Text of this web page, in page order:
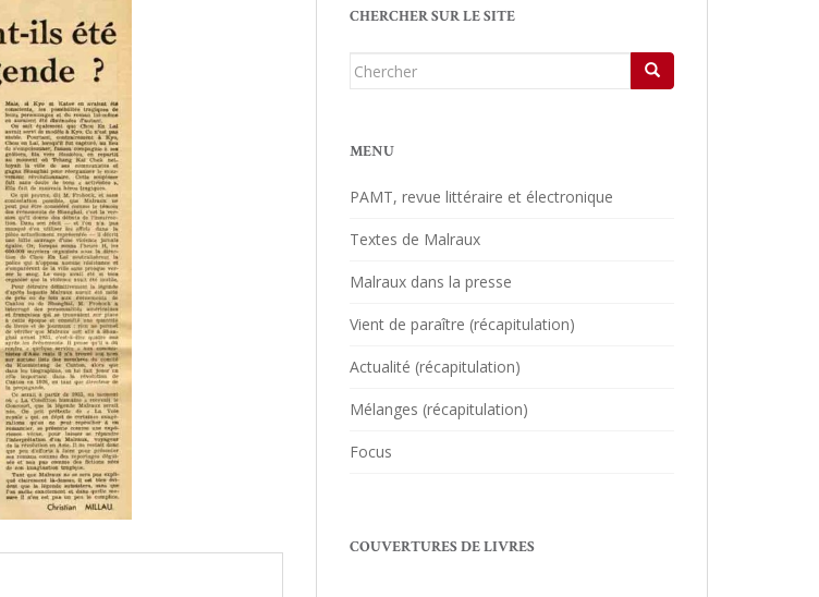
CHERCHER SUR LE SITE
Chercher...
MENU
PAMT, revue littéraire et électronique
Textes de Malraux
Malraux dans la presse
Vient de paraître (récapitulation)
Actualité (récapitulation)
Mélanges (récapitulation)
Focus
COUVERTURES DE LIVRES